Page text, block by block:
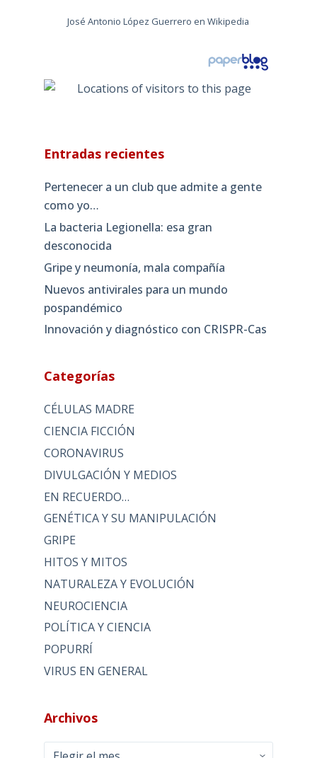
José Antonio López Guerrero en Wikipedia
Entradas recientes
Pertenecer a un club que admite a gente
como yo…
La bacteria Legionella: esa gran
desconocida
Gripe y neumonía, mala compañía
Nuevos antivirales para un mundo
pospandémico
Innovación y diagnóstico con CRISPR-Cas
Categorías
CÉLULAS MADRE
CIENCIA FICCIÓN
CORONAVIRUS
DIVULGACIÓN Y MEDIOS
EN RECUERDO…
GENÉTICA Y SU MANIPULACIÓN
GRIPE
HITOS Y MITOS
NATURALEZA Y EVOLUCIÓN
NEUROCIENCIA
POLÍTICA Y CIENCIA
POPURRÍ
VIRUS EN GENERAL
Archivos
Archivos